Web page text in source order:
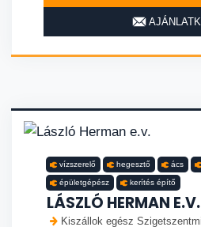
vízszerelő hegesztő ács
épületgépész kerítés építő
LÁSZLÓ HERMAN E.V.
Kiszállok egész